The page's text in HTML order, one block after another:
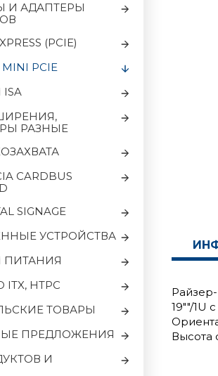
И АДАПТЕРЫ
(PCIE)
PCIE
РАЗНЫЕ
CARDBUS
SIGNAGE
УСТРОЙСТВА
ПИТАНИЯ
ITX, HTPC
ТОВАРЫ
ПРЕДЛОЖЕНИЯ
И
19""/1U
Высота